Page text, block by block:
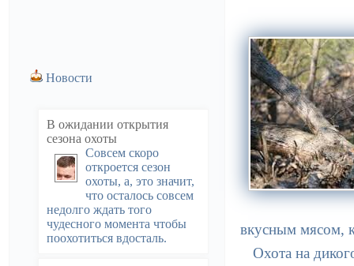
Новости
В ожидании открытия
сезона охоты
Совсем скоро
откроется сезон
охоты, а, это значит,
что осталось совсем
недолго ждать того
чудесного момента чтобы
поохотиться вдосталь.
вкусным мясом,
Охота на